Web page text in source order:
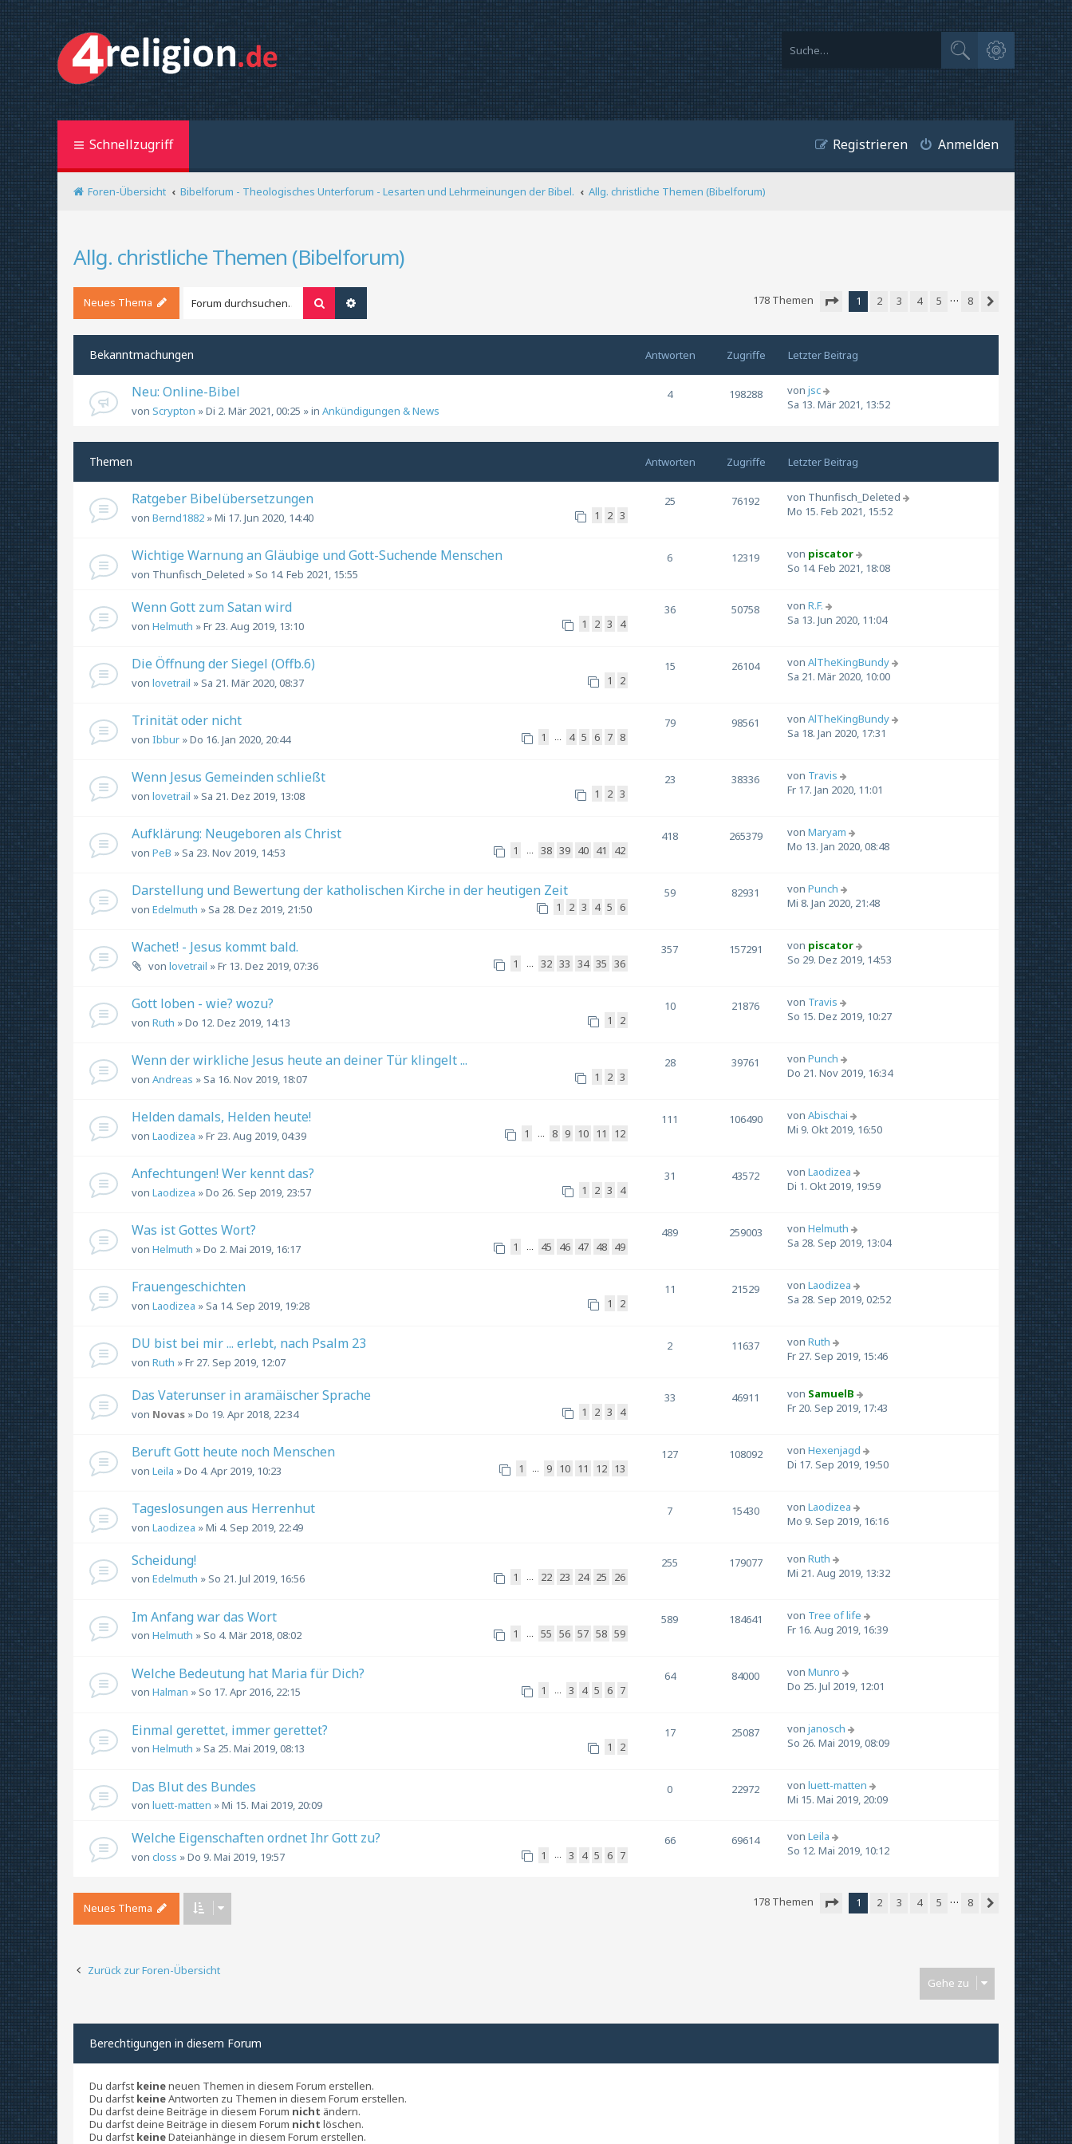
Suche
Erweiterte Suche
Schnellzugriff Anmelden
Registrieren
Foren-Übersicht Bibelforum - Theologisches Unterforum - Lesarten und Lehrmeinungen der Bibel. Allg. christliche Themen (Bibelforum)
Allg. christliche Themen (Bibelforum)
Neues Thema Suche
178 Themen
1 2 3 4 5 …
8
Nächste
Bekanntmachungen Antworten Zugriffe Letzter Beitrag
Neu: Online-Bibel
von Scrypton » Di 2. Mär 2021, 00:25 » in Ankündigungen & News
4 198288 von jsc
Sa 13. Mär 2021, 13:52
Themen Antworten Zugriffe Letzter Beitrag
Ratgeber Bibelübersetzungen
von Bernd1882 » Mi 17. Jun 2020, 14:40 1 2 3
25 76192 von Thunfisch_Deleted
Mo 15. Feb 2021, 15:52
Wichtige Warnung an Gläubige und Gott-Suchende Menschen
von Thunfisch_Deleted » So 14. Feb 2021, 15:55
6 12319 von piscator
So 14. Feb 2021, 18:08
Wenn Gott zum Satan wird
von Helmuth » Fr 23. Aug 2019, 13:10 1 2 3 4
36 50758 von R.F.
Sa 13. Jun 2020, 11:04
Die Öffnung der Siegel (Offb.6)
von lovetrail » Sa 21. Mär 2020, 08:37 1 2
15 26104 von AlTheKingBundy
Sa 21. Mär 2020, 10:00
Trinität oder nicht
von Ibbur » Do 16. Jan 2020, 20:44 1 4 5 6 7 8
79 98561 von AlTheKingBundy
Sa 18. Jan 2020, 17:31
Wenn Jesus Gemeinden schließt
von lovetrail » Sa 21. Dez 2019, 13:08 1 2 3
23 38336 von Travis
Fr 17. Jan 2020, 11:01
Aufklärung: Neugeboren als Christ
von PeB » Sa 23. Nov 2019, 14:53 1 38 39 40 41 42
418 265379 von Maryam
Mo 13. Jan 2020, 08:48
Darstellung und Bewertung der katholischen Kirche in der heutigen Zeit
von Edelmuth » Sa 28. Dez 2019, 21:50 1 2 3 4 5 6
59 82931 von Punch
Mi 8. Jan 2020, 21:48
Wachet! - Jesus kommt bald.
von lovetrail » Fr 13. Dez 2019, 07:36 1 32 33 34 35 36
357 157291 von piscator
So 29. Dez 2019, 14:53
Gott loben - wie? wozu?
von Ruth » Do 12. Dez 2019, 14:13 1 2
10 21876 von Travis
So 15. Dez 2019, 10:27
Wenn der wirkliche Jesus heute an deiner Tür klingelt ...
von Andreas » Sa 16. Nov 2019, 18:07 1 2 3
28 39761 von Punch
Do 21. Nov 2019, 16:34
Helden damals, Helden heute!
von Laodizea » Fr 23. Aug 2019, 04:39 1 8 9 10 11 12
111 106490 von Abischai
Mi 9. Okt 2019, 16:50
Anfechtungen! Wer kennt das?
von Laodizea » Do 26. Sep 2019, 23:57 1 2 3 4
31 43572 von Laodizea
Di 1. Okt 2019, 19:59
Was ist Gottes Wort?
von Helmuth » Do 2. Mai 2019, 16:17 1 45 46 47 48 49
489 259003 von Helmuth
Sa 28. Sep 2019, 13:04
Frauengeschichten
von Laodizea » Sa 14. Sep 2019, 19:28 1 2
11 21529 von Laodizea
Sa 28. Sep 2019, 02:52
DU bist bei mir ... erlebt, nach Psalm 23
von Ruth » Fr 27. Sep 2019, 12:07
2 11637 von Ruth
Fr 27. Sep 2019, 15:46
Das Vaterunser in aramäischer Sprache
von Novas » Do 19. Apr 2018, 22:34 1 2 3 4
33 46911 von SamuelB
Fr 20. Sep 2019, 17:43
Beruft Gott heute noch Menschen
von Leila » Do 4. Apr 2019, 10:23 1 9 10 11 12 13
127 108092 von Hexenjagd
Di 17. Sep 2019, 19:50
Tageslosungen aus Herrenhut
von Laodizea » Mi 4. Sep 2019, 22:49
7 15430 von Laodizea
Mo 9. Sep 2019, 16:16
Scheidung!
von Edelmuth » So 21. Jul 2019, 16:56 1 22 23 24 25 26
255 179077 von Ruth
Mi 21. Aug 2019, 13:32
Im Anfang war das Wort
von Helmuth » So 4. Mär 2018, 08:02 1 55 56 57 58 59
589 184641 von Tree of life
Fr 16. Aug 2019, 16:39
Welche Bedeutung hat Maria für Dich?
von Halman » So 17. Apr 2016, 22:15 1 3 4 5 6 7
64 84000 von Munro
Do 25. Jul 2019, 12:01
Einmal gerettet, immer gerettet?
von Helmuth » Sa 25. Mai 2019, 08:13 1 2
17 25087 von janosch
So 26. Mai 2019, 08:09
Das Blut des Bundes
von luett-matten » Mi 15. Mai 2019, 20:09
0 22972 von luett-matten
Mi 15. Mai 2019, 20:09
Welche Eigenschaften ordnet Ihr Gott zu?
von closs » Do 9. Mai 2019, 19:57 1 … 3 4 5 6 7
66 69614 von Leila
So 12. Mai 2019, 10:12
Neues Thema
178 Themen
1 2 3 4 5 …
8
Nächste
Zurück zur Foren-Übersicht
Gehe zu
Berechtigungen in diesem Forum
Du darfst keineneuen Themen in diesem Forum erstellen.
Du darfst keineAntworten zu Themen in diesem Forum erstellen.
Du darfst deine Beiträge in diesem Forum nicht ändern.
Du darfst deine Beiträge in diesem Forum nicht löschen.
Du darfst keineDateianhänge in diesem Forum erstellen.